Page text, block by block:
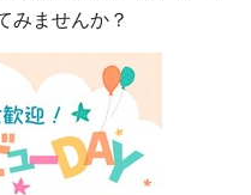
みませんか？